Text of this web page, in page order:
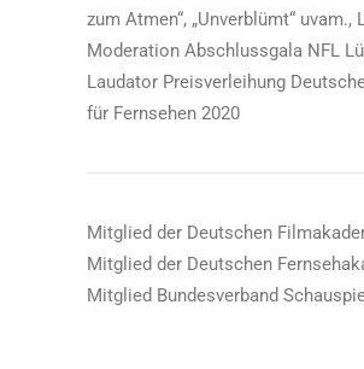
zum Atmen“, „Unverblümt“ uvam.,
Moderation Abschlussgala NFL
Laudator Preisverleihung
für Fernsehen 2020
Mitglied der Deutschen
Mitglied der Deutschen
Mitglied Bundesverband